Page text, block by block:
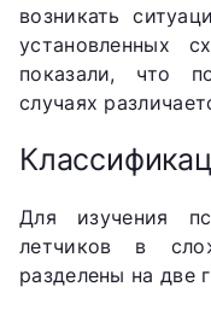
возникать
установленных
показали, что
случаях
Для изучения
летчиков в
разделены на две